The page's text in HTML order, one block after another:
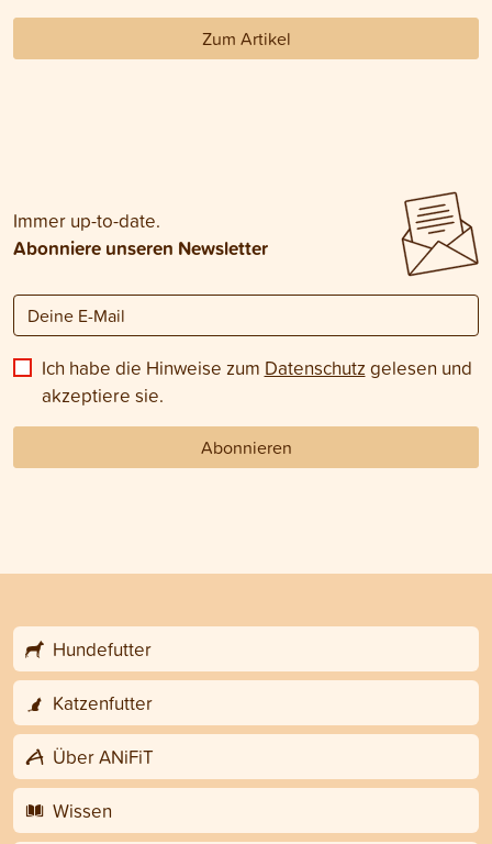
Zum Artikel
Immer up-to-date.
Abonniere unseren Newsletter
Ich habe die Hinweise zum Datenschutz gelesen und
akzeptiere sie.
Abonnieren
Hundefutter
Katzenfutter
Über ANiFiT
Wissen